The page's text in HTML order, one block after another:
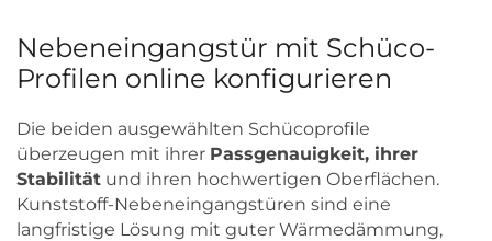
Nebeneingangstür mit Schüco-
Profilen online konfigurieren
Die beiden ausgewählten Schücoprofile
überzeugen mit ihrer Passgenauigkeit, ihrer
Stabilität und ihren hochwertigen Oberflächen.
Kunststoff-Nebeneingangstüren sind eine
langfristige Lösung mit guter Wärmedämmung,